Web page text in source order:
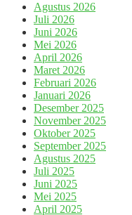
Agustus 2026
Juli 2026
Juni 2026
Mei 2026
April 2026
Maret 2026
Februari 2026
Januari 2026
Desember 2025
November 2025
Oktober 2025
September 2025
Agustus 2025
Juli 2025
Juni 2025
Mei 2025
April 2025